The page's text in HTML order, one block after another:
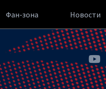
Фан-зона Новости